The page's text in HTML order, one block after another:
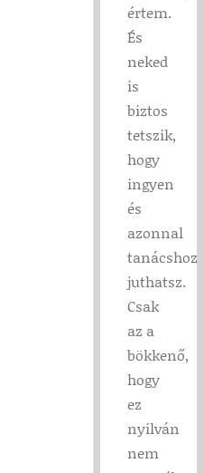
értem.
És
neked
is
biztos
tetszik,
hogy
ingyen
és
azonnal
tanácshoz
juthatsz.
Csak
az a
bökkenő,
hogy
ez
nyilván
nem